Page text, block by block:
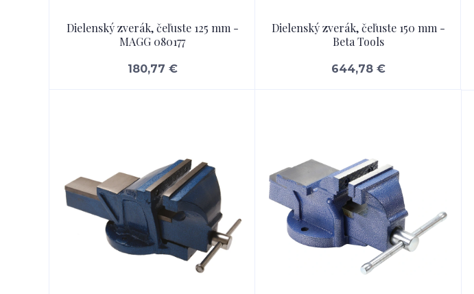
Dielenský zverák, čeľuste 125 mm -
MAGG 080177
180,77 €
Dielenský zverák, čeľuste 150 mm -
Beta Tools
644,78 €